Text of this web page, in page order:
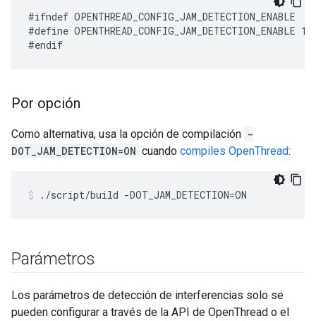
#define OPENTHREAD_CONFIG_JAM_DETECTION_ENABLE 1
Por opción
Como alternativa, usa la opción de compilación -
DOT_JAM_DETECTION=ON cuando compiles OpenThread:
./script/build -DOT_JAM_DETECTION=ON
Parámetros
Los parámetros de detección de interferencias solo se
pueden configurar a través de la API de OpenThread o el